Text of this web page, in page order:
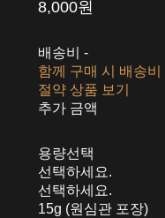
8,000원
배송비 -
함께 구매 시 배송비
절약 상품 보기
추가 금액
용량선택
선택하세요.
선택하세요.
15g (원심관 포장)